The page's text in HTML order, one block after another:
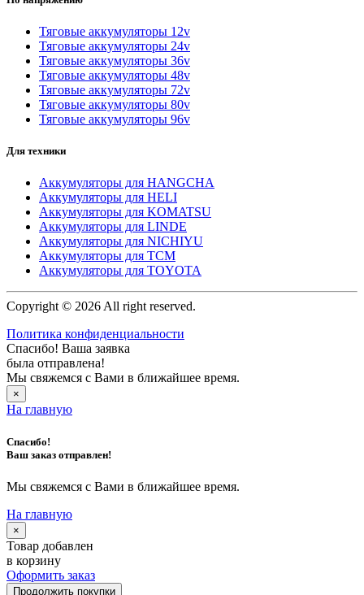
Тяговые аккумуляторы 12v
Тяговые аккумуляторы 24v
Тяговые аккумуляторы 36v
Тяговые аккумуляторы 48v
Тяговые аккумуляторы 72v
Тяговые аккумуляторы 80v
Тяговые аккумуляторы 96v
Для техники
Аккумуляторы для HANGCHA
Аккумуляторы для HELI
Аккумуляторы для KOMATSU
Аккумуляторы для LINDE
Аккумуляторы для NICHIYU
Аккумуляторы для TCM
Аккумуляторы для TOYOTA
Copyright © 2026 All right reserved.
Политика конфиденциальности
Спасибо! Ваша заявка
была отправлена!
Мы свяжемся с Вами в ближайшее время.
×
На главную
Спасибо!
Ваш заказ отправлен!
Мы свяжемся с Вами в ближайшее время.
На главную
×
Товар добавлен
в корзину
Оформить заказ
Продолжить покупки